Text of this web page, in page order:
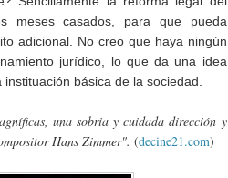
meses casados, para que pueda
adicional. No creo que haya ningún
jurídico, lo que da una idea
básica de la sociedad.
una sobria y cuidada dirección y
Hans Zimmer". (decine21.com)